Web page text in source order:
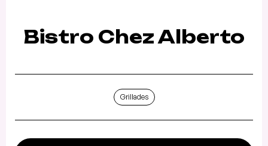
Bistro Chez Alberto
Grillades